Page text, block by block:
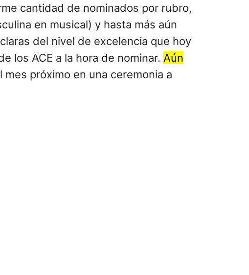
cantidad de nominados por rubro,
en musical) y hasta más aún
del nivel de excelencia que hoy
los ACE a la hora de nominar. Aún
próximo en una ceremonia a